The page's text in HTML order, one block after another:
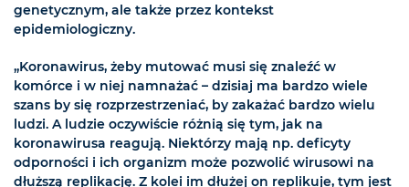
genetycznym, ale także przez kontekst
epidemiologiczny.
„Koronawirus, żeby mutować musi się znaleźć w
komórce i w niej namnażać – dzisiaj ma bardzo wiele
szans by się rozprzestrzeniać, by zakażać bardzo wielu
ludzi. A ludzie oczywiście różnią się tym, jak na
koronawirusa reagują. Niektórzy mają np. deficyty
odporności i ich organizm może pozwolić wirusowi na
dłuższą replikację. Z kolei im dłużej on replikuje, tym jest